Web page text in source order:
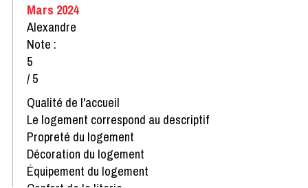
Mars 2024
Alexandre
Note :
5
/ 5
Qualité de l'accueil
Le logement correspond au descriptif
Propreté du logement
Décoration du logement
Équipement du logement